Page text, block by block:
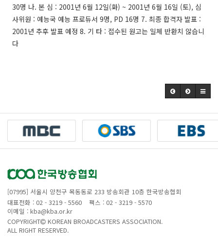
30명 나. 본 심 : 2001년 6월 12일(화) ~ 2001년 6월 16일 (토), 심
사위원 : 예능국 예능 프로듀서 9명, PD 16명 7. 최종 합격자 발표 :
2001년 추후 발표 예정 8. 기 타 : 접수된 원고는 일체 반환치 않습니
다
[07995] 서울시 양천구 목동동로 233 방송회관 10층 한국방송협회
대표전화 : 02 - 3219 - 5560
팩스 : 02 - 3219 - 5570
이메일 : kba@kba.or.kr
COPYRIGHT
KOREAN BROADCASTERS ASSOCIATION.
ALL RIGHT RESERVED.